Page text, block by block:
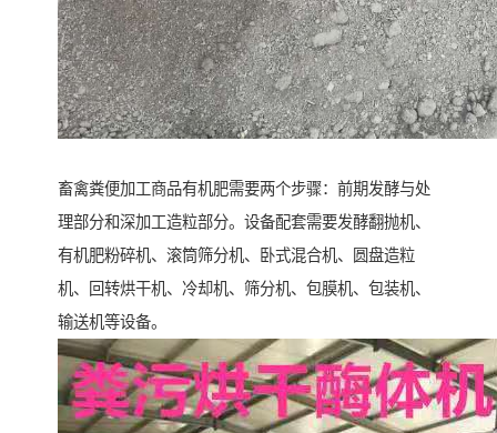
畜禽粪便加工商品有机肥需要两个步骤：前期发酵与处
理部分和深加工造粒部分。设备配套需要发酵翻抛机、
有机肥粉碎机、滚筒筛分机、卧式混合机、圆盘造粒
机、回转烘干机、冷却机、筛分机、包膜机、包装机、
输送机等设备。